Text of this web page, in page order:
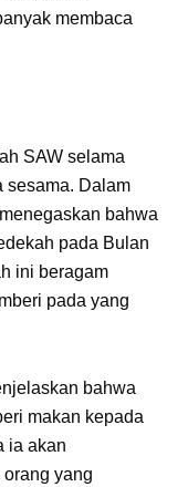
membaca
SAW selama
sesama. Dalam
bahwa
pada Bulan
ini beragam
pada yang
bahwa
makan kepada
ia akan
yang